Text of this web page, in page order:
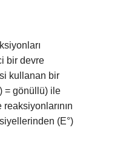
bir devre
kullanan bir
= gönüllü) ile
(E°)